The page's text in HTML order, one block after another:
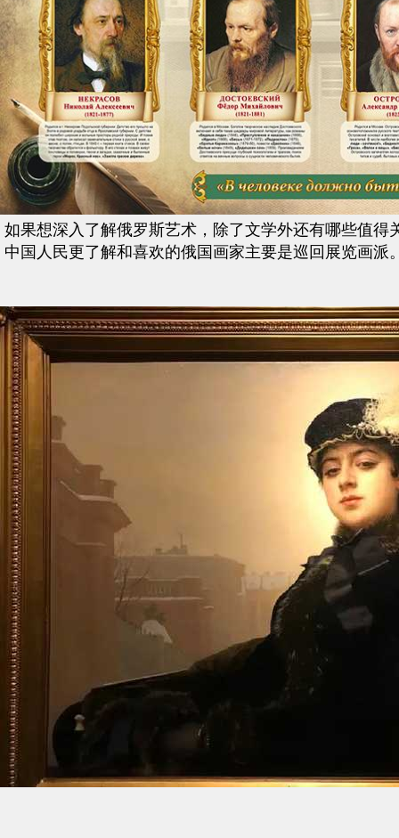
如果想深入了解俄罗斯艺术，除了文学外还有哪些值得
中国人民更了解和喜欢的俄国画家主要是巡回展览画派